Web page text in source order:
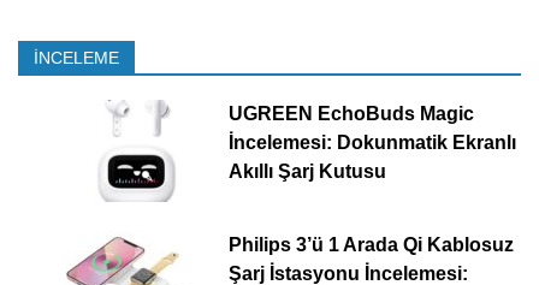
İNCELEME
UGREEN EchoBuds Magic
İncelemesi: Dokunmatik Ekranlı
Akıllı Şarj Kutusu
Philips 3’ü 1 Arada Qi Kablosuz
Şarj İstasyonu İncelemesi: